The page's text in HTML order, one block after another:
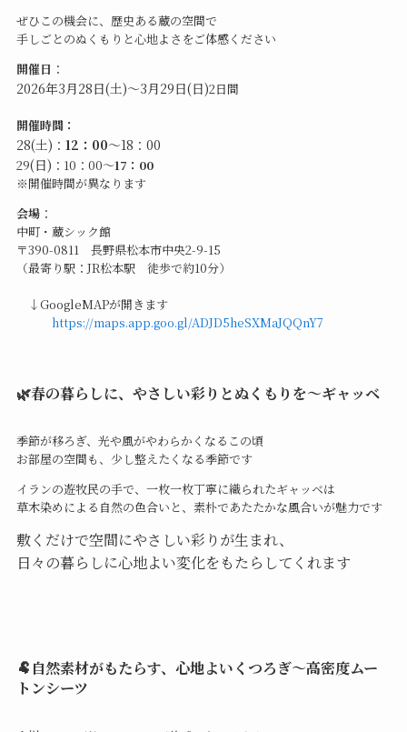
ぜひこの機会に、歴史ある蔵の空間で
手しごとのぬくもりと心地よさをご体感ください
開催日 ：
2026年3月28日(土)～3月29日(日)2日間
開催時間：
28(土) ： 12：00～18：00
29(日) ：10：00～17：00
※開催時間が異なります
会場：
中町・蔵シック館
〒390-0811 長野県松本市中央2-9-15
（最寄り駅：JR松本駅 徒歩で約10分）
↓GoogleMAPが開きます
https://maps.app.goo.gl/ADJD5heSXMaJQQnY7
🌿春の暮らしに、やさしい彩りとぬくもりを～ギャッベ
季節が移ろぎ、光や風がやわらかくなるこの頃
お部屋の空間も、少し整えたくなる季節です
イランの遊牧民の手で、一枚一枚丁寧に織られたギャッベは
草木染めによる自然の色合いと、素朴であたたかな風合いが魅力です
敷くだけで空間にやさしい彩りが生まれ、
日々の暮らしに心地よい変化をもたらしてくれます
🐏自然素材がもたらす、心地よいくつろぎ～高密度ムー
トンシーツ